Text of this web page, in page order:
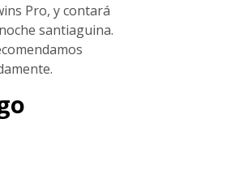
Pro, y contará
santiaguina.